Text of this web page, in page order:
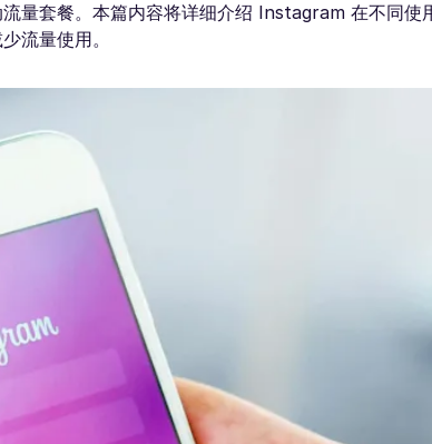
量套餐。本篇内容将详细介绍 Instagram 在不同使
流量使用。